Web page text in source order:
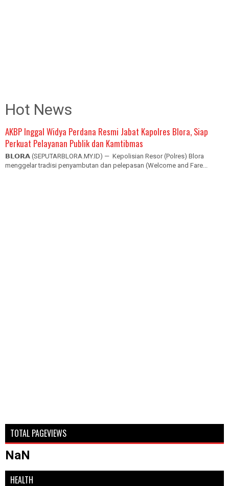
Hot News
AKBP Inggal Widya Perdana Resmi Jabat Kapolres Blora, Siap
Perkuat Pelayanan Publik dan Kamtibmas
𝗕𝗟𝗢𝗥𝗔 (SEPUTARBLORA.MY.ID) — Kepolisian Resor (Polres) Blora
menggelar tradisi penyambutan dan pelepasan (Welcome and Fare...
TOTAL PAGEVIEWS
NaN
HEALTH